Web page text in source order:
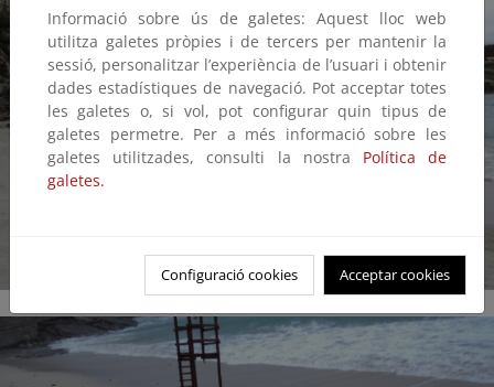
Informació sobre ús de galetes: Aquest lloc web
utilitza galetes pròpies i de tercers per mantenir la
sessió, personalitzar l’experiència de l’usuari i obtenir
dades estadístiques de navegació. Pot acceptar totes
les galetes o, si vol, pot configurar quin tipus de
galetes permetre. Per a més informació sobre les
galetes utilitzades, consulti la nostra Política de
galetes.
Configuració cookies Acceptar cookies